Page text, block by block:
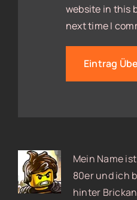
website in this
next time I
Mein Name
80er und ich
hinter